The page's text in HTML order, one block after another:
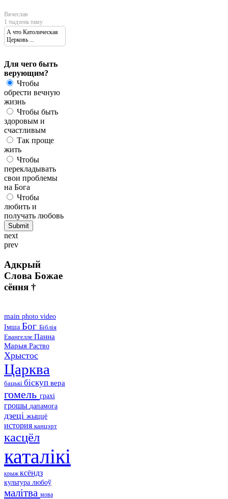
Вячеслав
1 тыдзень таму
А что Католическая
Церковь ...
Для чего быть
верующим?
Чтобы
обрести вечную
жизнь
Чтобы быть
здоровым и
счастливым
Так проще
жить
Чтобы
перекладывать
свои проблемы
на Бога
Чтобы
любить и
получать любовь
next
prev
Адкрый
Слова Божае
сёння †
main photo video
Імша Бог Біблія
Евангелле Панна
Марыя Раство
Хрыстос
Царква
бацькі біскуп вера
гомель грахі
грошы дапамога
дзеці жыццё
история канцэрт
касцёл
каталікі
крыж ксёндз
культура любоў
малітва мова